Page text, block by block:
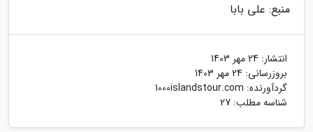
منبع: علی بابا
انتشار: 24 مهر 1403
بروزرسانی: 24 مهر 1403
گردآورنده: 1000islandstour.com
شناسه مطلب: 27